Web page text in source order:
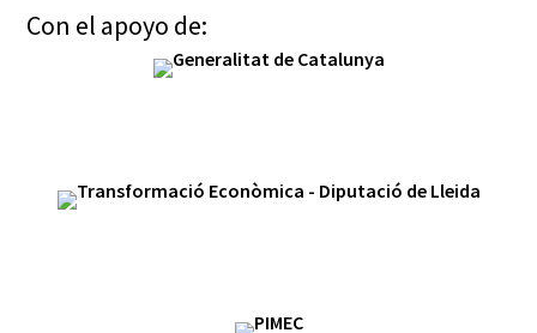
Con el apoyo de: